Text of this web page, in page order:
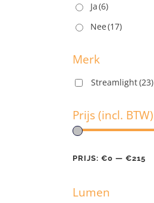
Ja(6)
Nee(17)
Merk
Streamlight(23)
Prijs (incl. BTW)
PRIJS: €0 — €215
Lumen